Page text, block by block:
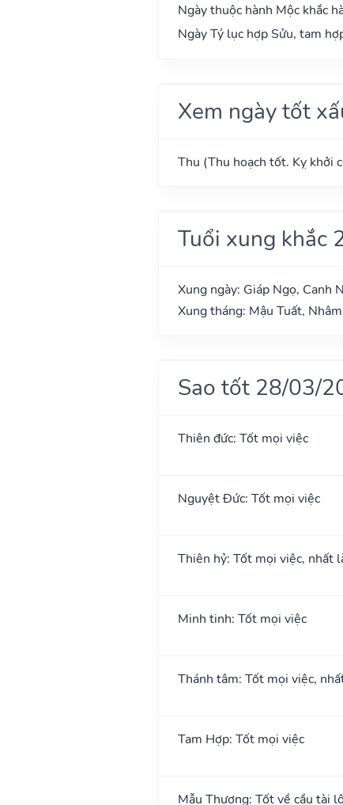
Ngày thuộc hành Mộc khắc
Ngày Tý lục hợp Sửu, tam
Xem ngày tốt
Thu (Thu hoạch tốt. Kỵ khởi
Tuổi xung khắc
Xung ngày: Giáp Ngọ, Canh
Xung tháng: Mậu Tuất,
Sao tốt 28/03/
Thiên đức: Tốt mọi việc
Nguyệt Đức: Tốt mọi việc
Thiên hỷ: Tốt mọi việc, nhất
Minh tinh: Tốt mọi việc
Thánh tâm: Tốt mọi việc,
Tam Hợp: Tốt mọi việc
Mẫu Thương: Tốt về cầu tài